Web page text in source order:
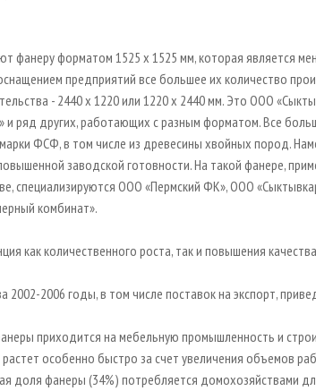
фанеру форматом 1525 х 1525 мм, которая является
предприятий все большее их количество
- 2440 х 1220 или 1220 х 2440 мм. Это ООО
ряд других, работающих с разным форматом. Все
ФСФ, в том числе из древесины хвойных пород.
заводской готовности. На такой фанере,
специализируются ООО «Пермский ФК», ООО
комбинат».
как количественного роста, так и повышения
2006 годы, в том числе поставок на экспорт,
приходится на мебельную промышленность и
особенно быстро за счет увеличения объемов
доля фанеры (34%) потребляется домохозяйствами